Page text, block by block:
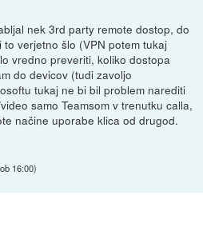
nek 3rd party remote dostop, do
verjetno šlo (VPN potem tukaj
vredno preveriti, koliko dostopa
do devicov (tudi zavoljo
tukaj ne bi bil problem narediti
samo Teamsom v trenutku calla,
načine uporabe klica od drugod.
16:00)